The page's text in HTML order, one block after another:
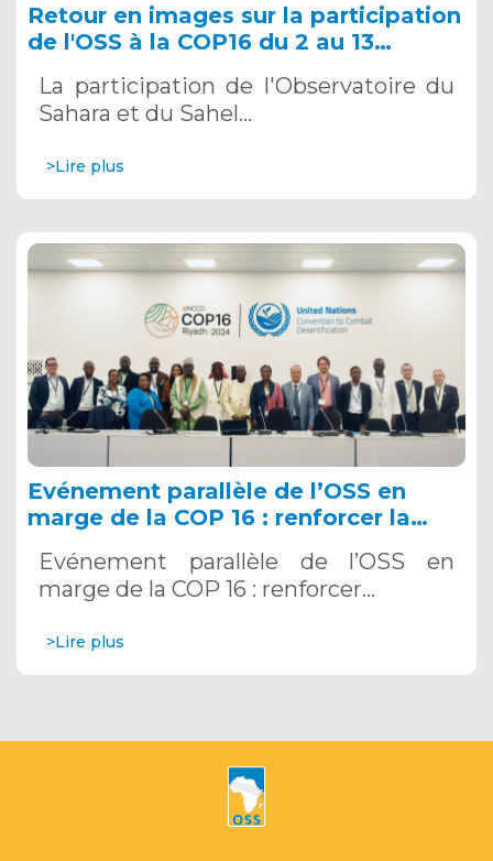
Retour en images sur la participation
de l'OSS à la COP16 du 2 au 13
Saoudite
La participation de l'Observatoire du
Sahara et du Sahel…
>Lire plus
Evénement parallèle de l’OSS en
marge de la COP 16 : renforcer la
Systèmes d’Alerte Précoce
Multirisques. 12 décembre 2024
Evénement parallèle de l’OSS en
marge de la COP 16 : renforcer…
>Lire plus